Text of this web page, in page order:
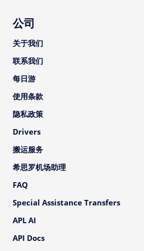
公司
关于我们
联系我们
每日游
使用条款
隐私政策
Drivers
搬运服务
希思罗机场助理
FAQ
Special Assistance Transfers
APL AI
API Docs